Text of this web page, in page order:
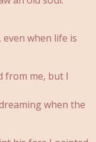
even when life is
from me, but I
when the